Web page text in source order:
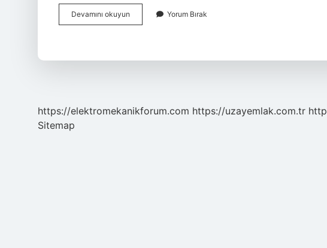
Devamını okuyun Türkiyede
Kaç
Yorum Bırak
https://elektromekanikforum.com https://uzayemlak.com.tr
Sitemap